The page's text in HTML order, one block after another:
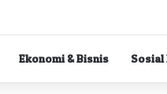
Ekonomi & Bisnis Sosial